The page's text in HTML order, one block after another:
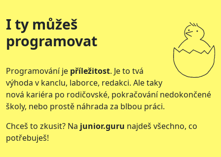
I ty můžeš
programovat
Programování je příležitost. Je to tvá
výhoda v kanclu, laborce, redakci. Ale taky
nová kariéra po rodičovské, pokračování nedokončené
školy, nebo prostě náhrada za blbou práci.
Chceš to zkusit? Na junior.guru najdeš všechno, co
potřebuješ!